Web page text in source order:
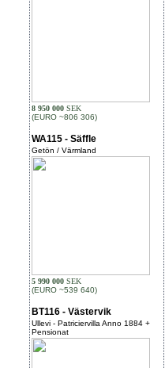
8 950 000SEK
(EURO ~806 306)
WA115 - Säffle
Getön / Värmland
5 990 000SEK
(EURO ~539 640)
BT116 - Västervik
Ullevi - Patriciervilla Anno 1884 +
Pensionat